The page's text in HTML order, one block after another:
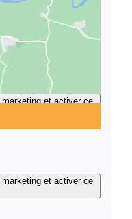
et activer ce
et activer ce